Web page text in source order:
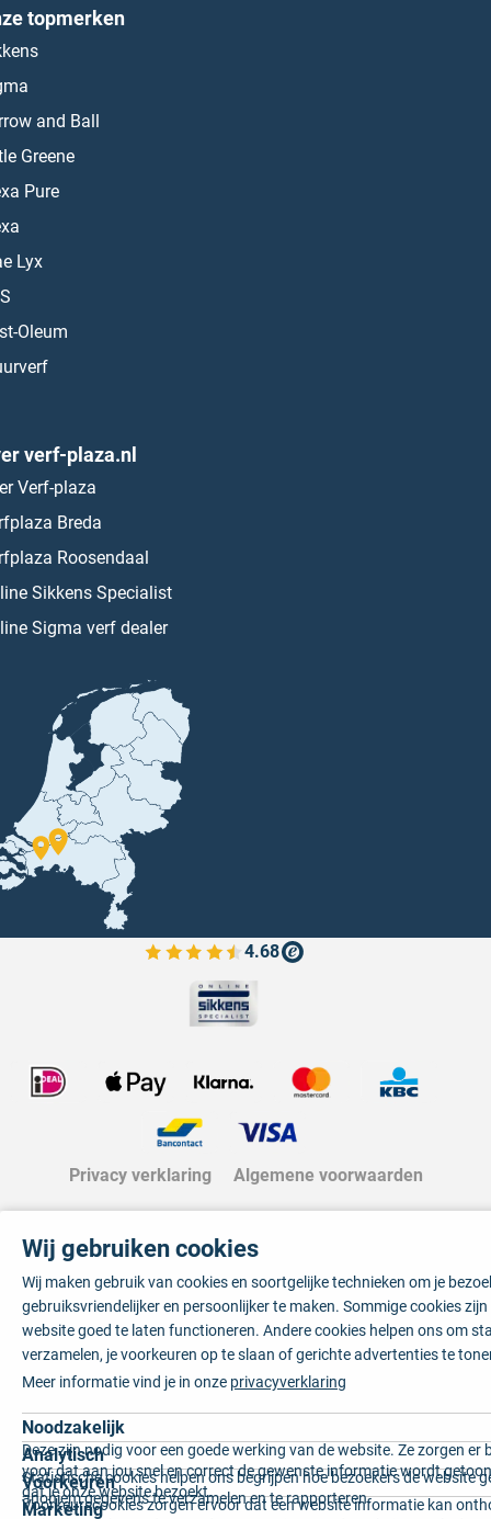
topmerken
and Ball
Greene
Pure
Lyx
Oleum
verf-plaza.nl
Verf-plaza
Breda
Roosendaal
Sikkens Specialist
Sigma verf dealer
4.68
Bekijk de verfplaza beoordelingen
Privacy verklaring Algemene voorwaarden
Wij gebruiken cookies
Wij maken gebruik van cookies en soortgelijke technieken om je
gebruiksvriendelijker en persoonlijker te maken. Sommige cookies
website goed te laten functioneren. Andere cookies helpen ons om
verzamelen, je voorkeuren op te slaan of gerichte advertenties te
Meer informatie vind je in onze privacyverklaring
Noodzakelijk
Deze zijn nodig voor een goede werking van de website. Ze zorgen er
voor dat aan jou snel en correct de gewenste informatie wordt
dat je onze website bezoekt.
Analytisch
Statistische cookies helpen ons begrijpen hoe bezoekers de website
anoniem gegevens te verzamelen en te rapporteren.
Voorkeuren
Voorkeurscookies zorgen ervoor dat een website informatie kan
Marketing